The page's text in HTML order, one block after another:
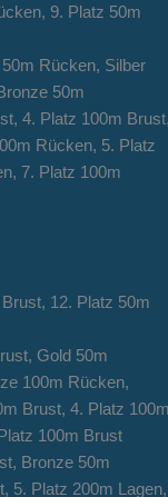
9. Platz 50m
Rücken, Silber
50m
4. Platz 100m
Rücken, 5. Platz
7. Platz 100m
12. Platz 50m
Gold 50m
100m Rücken,
Brust, 4. Platz
100m Brust
Bronze 50m
5. Platz 200m Lagen,